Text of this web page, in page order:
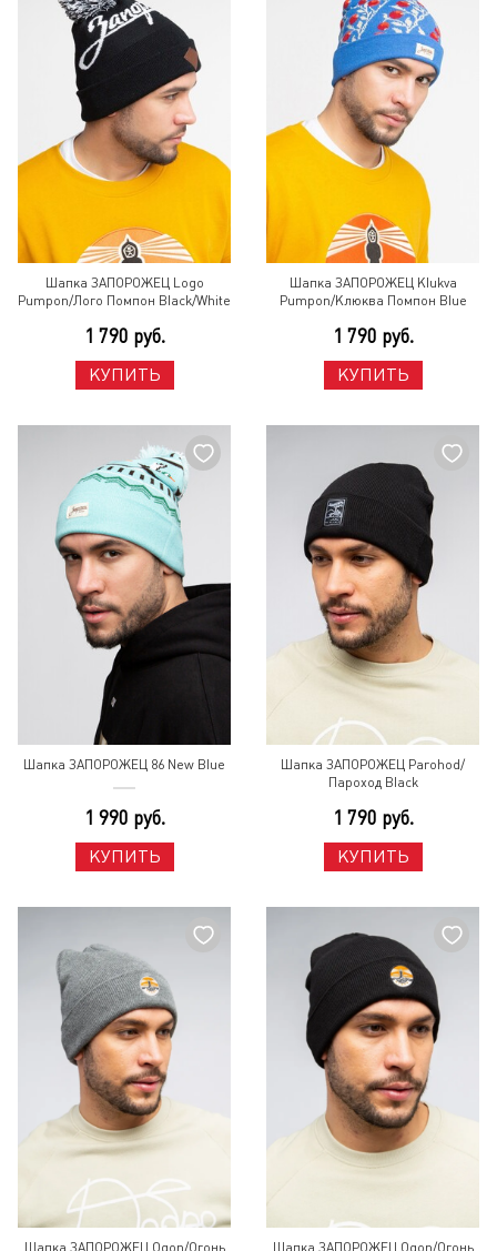
Шапка ЗАПОРОЖЕЦ Logo
Pumpon/Лого Помпон Black/White
1 790 руб.
КУПИТЬ
Шапка ЗАПОРОЖЕЦ Klukva
Pumpon/Клюква Помпон Blue
1 790 руб.
КУПИТЬ
Шапка ЗАПОРОЖЕЦ 86 New Blue
1 990 руб.
КУПИТЬ
Шапка ЗАПОРОЖЕЦ Parohod/
Пароход Black
1 790 руб.
КУПИТЬ
Шапка ЗАПОРОЖЕЦ Ogon/Огонь Шапка ЗАПОРОЖЕЦ Ogon/Огонь